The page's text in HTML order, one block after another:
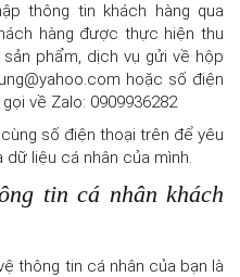
thông tin khách hàng qua
hàng được thực hiện thu
phẩm, dịch vụ gửi về hộp
hoặc số điện
về Zalo: 0909936282
số điện thoại trên để yêu
liệu cá nhân của mình.
tin cá nhân khách
thông tin cá nhân của bạn là